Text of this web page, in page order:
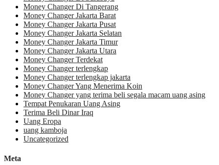
Money Changer Di Tangerang
Money Changer Jakarta Barat
Money Changer Jakarta Pusat
Money Changer Jakarta Selatan
Money Changer Jakarta Timur
Money Changer Jakarta Utara
Money Changer Terdekat
Money Changer terlengkap
Money Changer terlengkap jakarta
Money Changer Yang Menerima Koin
Money Changer yang terima beli segala macam uang asing
Tempat Penukaran Uang Asing
Terima Beli Dinar Iraq
Uang Eropa
uang kamboja
Uncategorized
Meta